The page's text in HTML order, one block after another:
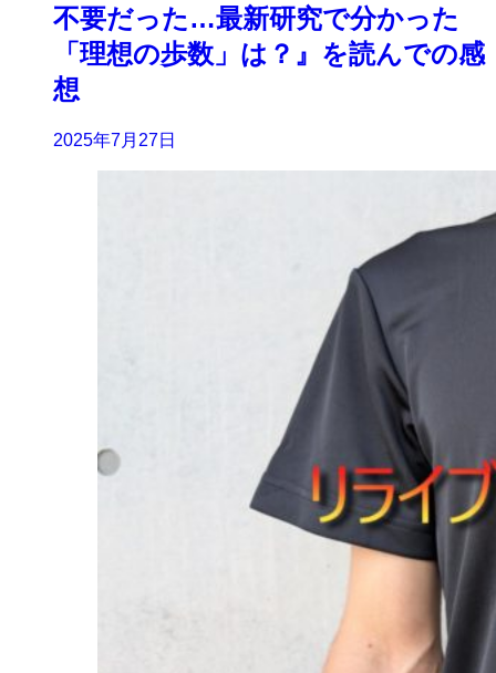
不要だった…最新研究で分かった
「理想の歩数」は？』を読んでの感
想
2025年7月27日